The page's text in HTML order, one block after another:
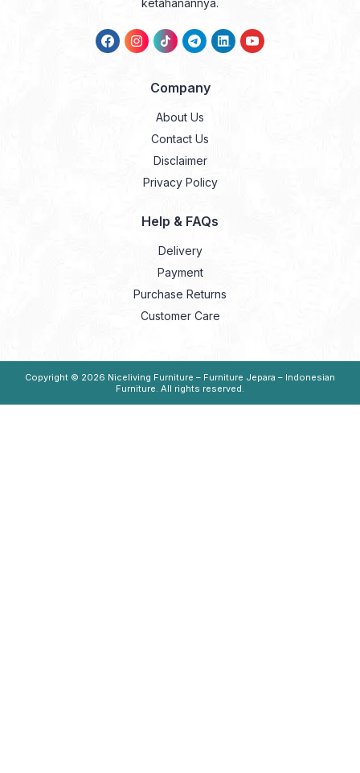
ketahanannya.
Company
About Us
Contact Us
Disclaimer
Privacy Policy
Help & FAQs
Delivery
Payment
Purchase Returns
Customer Care
Copyright © 2026 Niceliving Furniture – Furniture Jepara – Indonesian
Furniture. All rights reserved.